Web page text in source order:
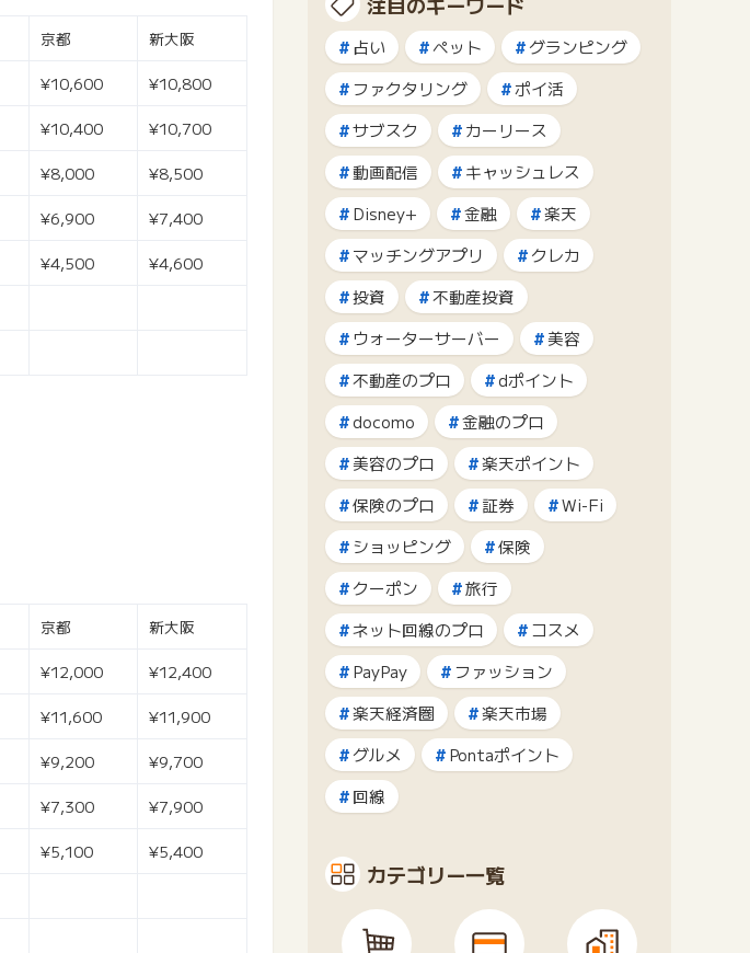
京都 新大阪
¥10,600 ¥10,800
¥10,400 ¥10,700
¥8,000 ¥8,500
¥6,900 ¥7,400
¥4,500 ¥4,600
京都 新大阪
¥12,000 ¥12,400
¥11,600 ¥11,900
¥9,200 ¥9,700
¥7,300 ¥7,900
¥5,100 ¥5,400
占い ペット
グランピング
ファクタリング
ポイ活
サブスク
カーリース
動画配信
キャッシュレス
Disney+
金融
楽天
マッチングアプリ
クレカ
投資
不動産投資
ウォーターサーバー
美容
不動産のプロ
dポイント
docomo
金融のプロ
美容のプロ
楽天ポイント
保険のプロ
証券
Wi-Fi
ショッピング
保険
クーポン
旅行
ネット回線のプロ
コスメ
PayPay
ファッション
楽天経済圏
楽天市場
グルメ
Pontaポイント
回線
カテゴリー一覧